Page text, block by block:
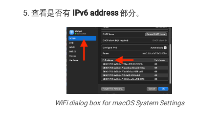
查看是否有 IPv6 address部分。
WiFi dialog box for macOS System Settings